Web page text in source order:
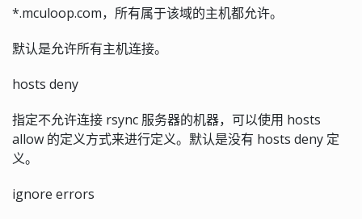
*.mculoop.com，所有属于该域的主机都允许。
默认是允许所有主机连接。
hosts deny
指定不允许连接 rsync 服务器的机器，可以使用 hosts
allow 的定义方式来进行定义。默认是没有 hosts deny 定
义。
ignore errors